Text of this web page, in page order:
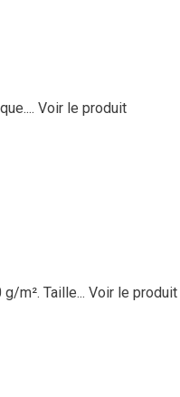
Voir le produit
m². Taille... Voir le produit